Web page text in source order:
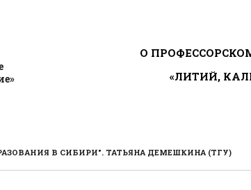
ГЛАВНОЕ МЕНЮ
О
«ЛИТИЙ,
В СИБИРИ". ТАТЬЯНА ДЕМЕШКИНА (ТГУ)